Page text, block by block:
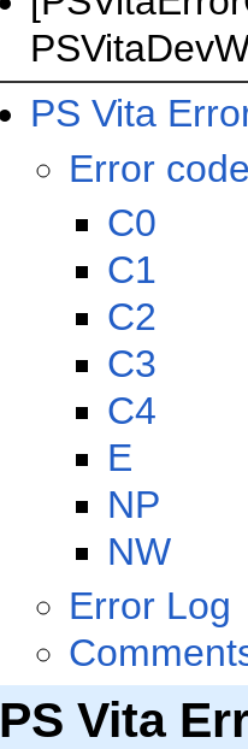
PS Vita
Error code
C0
C1
C2
C3
C4
E
NP
NW
Error Log
PS Vita